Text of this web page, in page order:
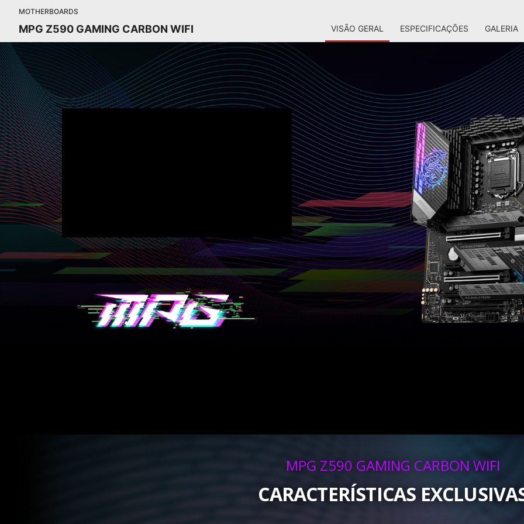
MOTHERBOARDS
MPG Z590 GAMING CARBON WIFI VISÃO GERAL ESPECIFICAÇÕES GALERIA
MPG Z590 GAMING CARBON WIFI
CARACTERÍSTICAS